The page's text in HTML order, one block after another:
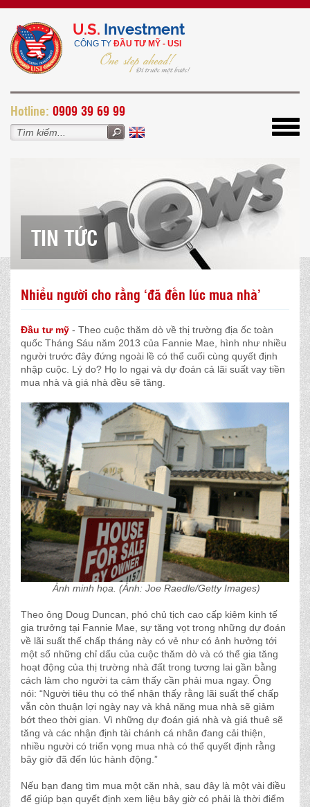
U.S. Investment
CÔNG TY ĐẦU TƯ MỸ - USI
Hotline: 0909 39 69 99
TIN TỨC
Nhiều người cho rằng ‘đã đến lúc mua nhà’
Đầu tư mỹ - Theo cuộc thăm dò về thị trường địa ốc toàn
quốc Tháng Sáu năm 2013 của Fannie Mae, hình như nhiều
người trước đây đứng ngoài lề có thể cuối cùng quyết định
nhập cuộc. Lý do? Họ lo ngại và dự đoán cả lãi suất vay tiền
mua nhà và giá nhà đều sẽ tăng.
Ảnh minh họa. (Ảnh: Joe Raedle/Getty Images)
Theo ông Doug Duncan, phó chủ tịch cao cấp kiêm kinh tế
gia trưởng tại Fannie Mae, sự tăng vọt trong những dự đoán
về lãi suất thế chấp tháng này có vẻ như có ảnh hưởng tới
một số những chỉ dấu của cuộc thăm dò và có thể gia tăng
hoạt động của thị trường nhà đất trong tương lai gần bằng
cách làm cho người ta cảm thấy cần phải mua ngay. Ông
nói: “Người tiêu thụ có thể nhận thấy rằng lãi suất thế chấp
vẫn còn thuận lợi ngày nay và khả năng mua nhà sẽ giảm
bớt theo thời gian. Vì những dự đoán giá nhà và giá thuê sẽ
tăng và các nhận định tài chánh cá nhân đang cải thiện,
nhiều người có triển vọng mua nhà có thể quyết định rằng
bây giờ đã đến lúc hành động.”
Nếu bạn đang tìm mua một căn nhà, sau đây là một vài điều
để giúp bạn quyết định xem liệu bây giờ có phải là thời điểm